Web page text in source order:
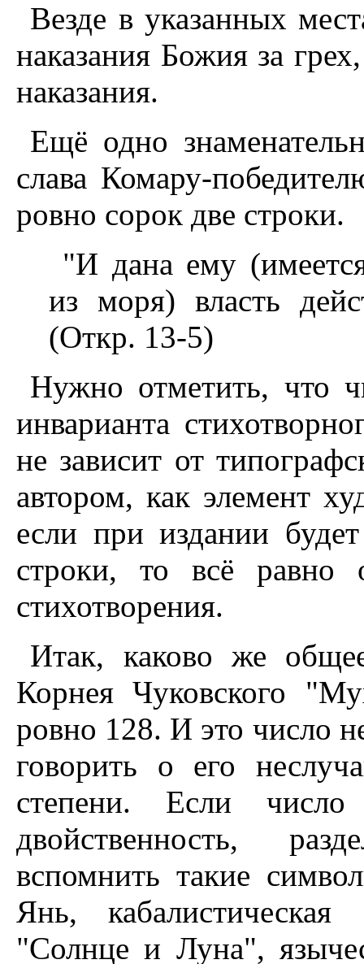
Везде в указанных
наказания Божия за
наказания.
Ещё одно
слава Комару-
ровно сорок две строки.
"И дана ему
из моря) власть
(Откр. 13-5)
Hужно отметить, что
инварианта
не зависит от
автором, как элемент
если при издании
строки, то всё равно
стихотворения.
Итак, каково же
Корнея Чуковского
ровно 128. И это число
говорить о его
степени. Если число
двойственность,
вспомнить такие
Янь,
"Солнце и Луна",